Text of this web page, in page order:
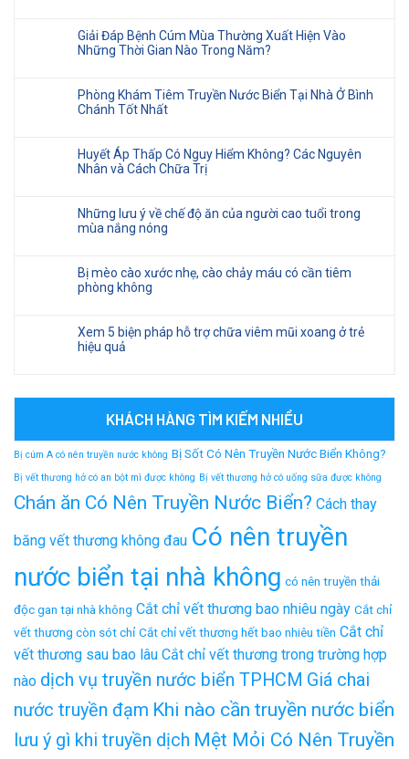
Giải Đáp Bệnh Cúm Mùa Thường Xuất Hiện Vào
Những Thời Gian Nào Trong Năm?
Phòng Khám Tiêm Truyền Nước Biển Tại Nhà Ở Bình
Chánh Tốt Nhất
Huyết Áp Thấp Có Nguy Hiểm Không? Các Nguyên
Nhân và Cách Chữa Trị
Những lưu ý về chế độ ăn của người cao tuổi trong
mùa nắng nóng
Bị mèo cào xước nhẹ, cào chảy máu có cần tiêm
phòng không
Xem 5 biện pháp hỗ trợ chữa viêm mũi xoang ở trẻ
hiệu quả
KHÁCH HÀNG TÌM KIẾM NHIỀU
Bị cúm A có nên truyền nước không Bị Sốt Có Nên Truyền Nước Biển Không?
Bị vết thương hở có an bột mì được không Bị vết thương hở có uống sữa được không
Chán ăn Có Nên Truyền Nước Biển? Cách thay
băng vết thương không đau Có nên truyền
nước biển tại nhà không có nên truyền thải
độc gan tại nhà không Cắt chỉ vết thương bao nhiêu ngày Cắt chỉ
vết thương còn sót chỉ Cắt chỉ vết thương hết bao nhiêu tiền Cắt chỉ
vết thương sau bao lâu Cắt chỉ vết thương trong trường hợp
nào dịch vụ truyền nước biển TPHCM Giá chai
nước truyền đạm Khi nào cần truyền nước biển
lưu ý gì khi truyền dịch Mệt Mỏi Có Nên Truyền